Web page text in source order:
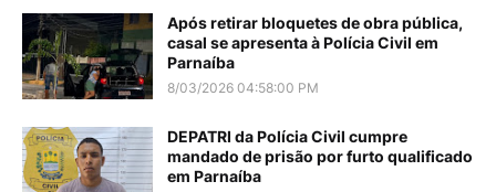
Após retirar bloquetes de obra pública,
casal se apresenta à Polícia Civil em
Parnaíba
8/03/2026 04:58:00 PM
DEPATRI da Polícia Civil cumpre
mandado de prisão por furto qualificado
em Parnaíba